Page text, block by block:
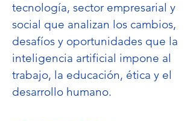
tecnología, sector empresarial y
social que analizan los cambios,
desafíos y oportunidades que la
inteligencia artificial impone al
trabajo, la educación, ética y el
desarrollo humano.